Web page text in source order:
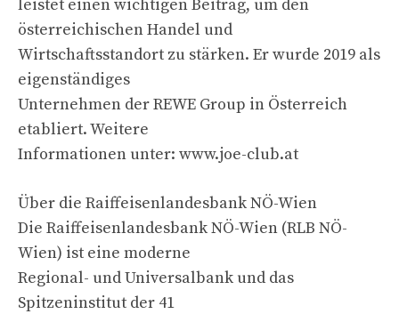
leistet einen wichtigen Beitrag, um den
österreichischen Handel und
Wirtschaftsstandort zu stärken. Er wurde 2019 als
eigenständiges
Unternehmen der REWE Group in Österreich
etabliert. Weitere
Informationen unter: www.joe-club.at
Über die Raiffeisenlandesbank NÖ-Wien
Die Raiffeisenlandesbank NÖ-Wien (RLB NÖ-
Wien) ist eine moderne
Regional- und Universalbank und das
Spitzeninstitut der 41